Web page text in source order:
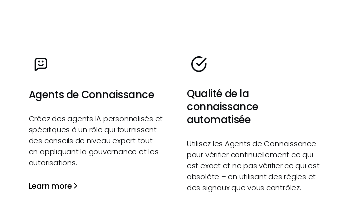
Agents de Connaissance
Créez des agents IA personnalisés et
spécifiques à un rôle qui fournissent
des conseils de niveau expert tout
en appliquant la gouvernance et les
autorisations.
Learn more
Qualité de la
connaissance
automatisée
Utilisez les Agents de Connaissance
pour vérifier continuellement ce qui
est exact et ne pas vérifier ce qui est
obsolète – en utilisant des règles et
des signaux que vous contrôlez.